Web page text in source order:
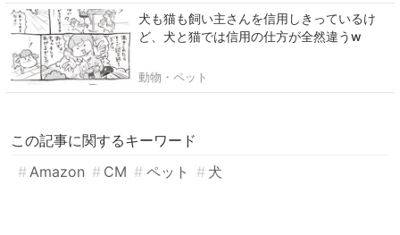
犬も猫も飼い主さんを信用しきっているけ
ど、犬と猫では信用の仕方が全然違うw
動物・ペット
この記事に関するキーワード
Amazon
CM ペット 犬